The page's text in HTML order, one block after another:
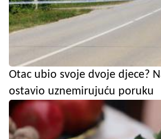
Otac ubio svoje dvoje djece?
ostavio uznemirujuću poruku